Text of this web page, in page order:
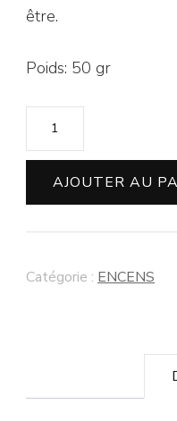
être.
Poids: 50 gr
AJOUTER AU
Catégorie : ENCENS